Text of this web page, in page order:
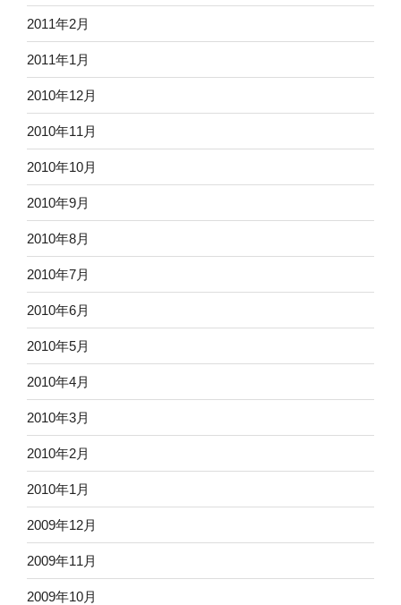
2011年2月
2011年1月
2010年12月
2010年11月
2010年10月
2010年9月
2010年8月
2010年7月
2010年6月
2010年5月
2010年4月
2010年3月
2010年2月
2010年1月
2009年12月
2009年11月
2009年10月